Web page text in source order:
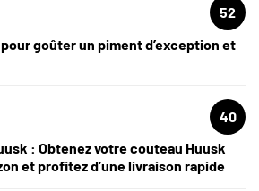
52
goûter un piment d’exception et
40
: Obtenez votre couteau Huusk
et profitez d’une livraison rapide